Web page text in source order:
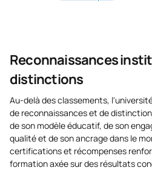
Reconnaissances
distinctions
Au-delà des classements,
de reconnaissances et de
de son modèle éducatif, de son
qualité et de son ancrage dans le
certifications et récompenses
formation axée sur des résultats